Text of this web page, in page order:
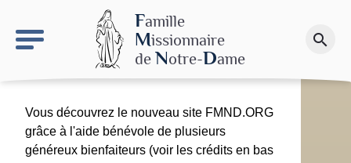
Famille
Missionnaire
de Notre-Dame
search
Faire un don
Vous découvrez le nouveau site FMND.ORG
grâce à l'aide bénévole de plusieurs
généreux bienfaiteurs (voir les crédits en bas